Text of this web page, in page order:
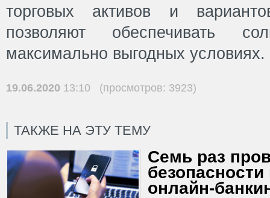
торговых активов и
позволяют обеспечивать
максимально выгодных условиях.
19.06.2020 13:10 (просмотров: 3923)
ТАКЖЕ НА ЭТУ ТЕМУ
Семь раз
онлайн-